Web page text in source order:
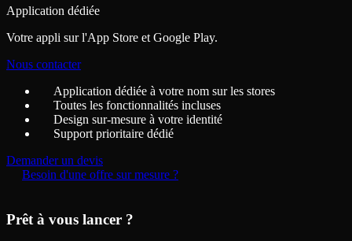
Application dédiée
Votre appli sur l'App Store et Google Play.
Nous contacter
Application dédiée à votre nom sur les stores
Toutes les fonctionnalités incluses
Design sur-mesure à votre identité
Support prioritaire dédié
Demander un devis
Besoin d'une offre sur mesure ?
Prêt à vous lancer ?